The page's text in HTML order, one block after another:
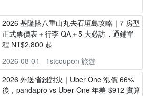
2026 基隆搭八重山丸去石垣島攻略｜7 房型
正式票價表＋行李 QA＋5 大必訪，通鋪單
程 NT$2,800 起
2026-08-01
1stcoupon 旅遊
2026 外送省錢對決｜Uber One 漲價 66%
後，pandapro vs Uber One 年差 $912 實算